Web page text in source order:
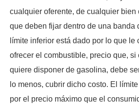
cualquier oferente, de cualquier bien
que deben fijar dentro de una banda
límite inferior está dado por lo que
ofrecer el combustible, precio que, si
quiere disponer de gasolina, debe
lo menos, cubrir dicho costo. El
por el precio máximo que el